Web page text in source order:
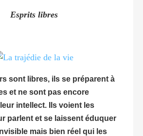
Esprits libres
sont libres, ils se préparent à
et ne sont pas encore
intellect. Ils voient les
parlent et se laissent éduquer
mais bien réel qui les